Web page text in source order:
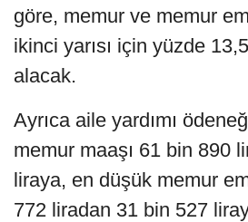
göre, memur ve memur
ikinci yarısı için yüzde
alacak.
Ayrıca aile yardımı
memur maaşı 61 bin 890
liraya, en düşük memur
772 liradan 31 bin 527